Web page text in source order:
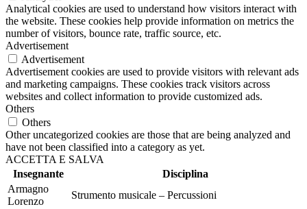
Analytical cookies are used to understand how visitors interact with
the website. These cookies help provide information on metrics the
number of visitors, bounce rate, traffic source, etc.
Advertisement
Advertisement
Advertisement cookies are used to provide visitors with relevant ads
and marketing campaigns. These cookies track visitors across
websites and collect information to provide customized ads.
Others
Others
Other uncategorized cookies are those that are being analyzed and
have not been classified into a category as yet.
ACCETTA E SALVA
Insegnante
Disciplina
Armagno
Lorenzo
Strumento musicale – Percussioni